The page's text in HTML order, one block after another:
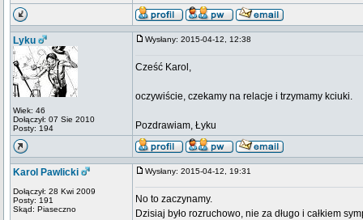
Lyku
Wiek: 46
Dołączył: 07 Sie 2010
Posty: 194
Wysłany: 2015-04-12, 12:38
Cześć Karol,
oczywiście, czekamy na relacje i trzymamy kciuki.
Pozdrawiam, Łyku
Karol Pawlicki
Dołączył: 28 Kwi 2009
Posty: 191
Skąd: Piaseczno
Wysłany: 2015-04-12, 19:31
No to zaczynamy.
Dzisiaj było rozruchowo, nie za długo i całkiem